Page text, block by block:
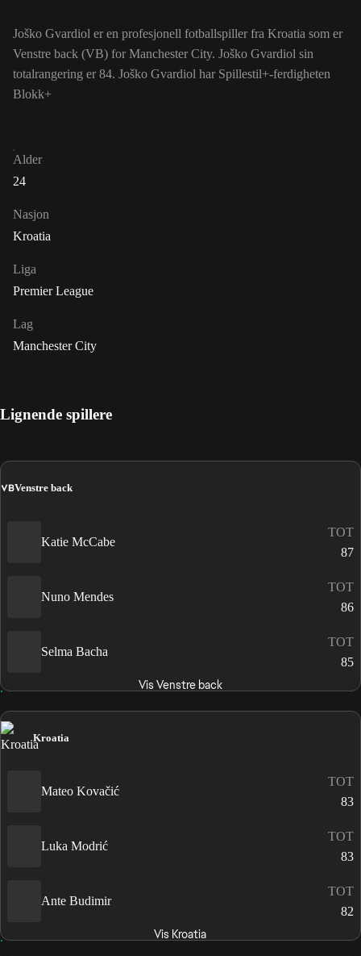
Joško Gvardiol er en profesjonell fotballspiller fra Kroatia som er
Venstre back (VB) for Manchester City. Joško Gvardiol sin
totalrangering er 84. Joško Gvardiol har Spillestil+-ferdigheten
Blokk+
Alder
24
Nasjon
Kroatia
Liga
Premier League
Lag
Manchester City
Lignende spillere
VBVenstre back
Katie McCabe
TOT
87
Nuno Mendes
TOT
86
Selma Bacha
TOT
85
Vis Venstre back
Kroatia
Mateo Kovačić
TOT
83
Luka Modrić
TOT
83
Ante Budimir
TOT
82
Vis Kroatia